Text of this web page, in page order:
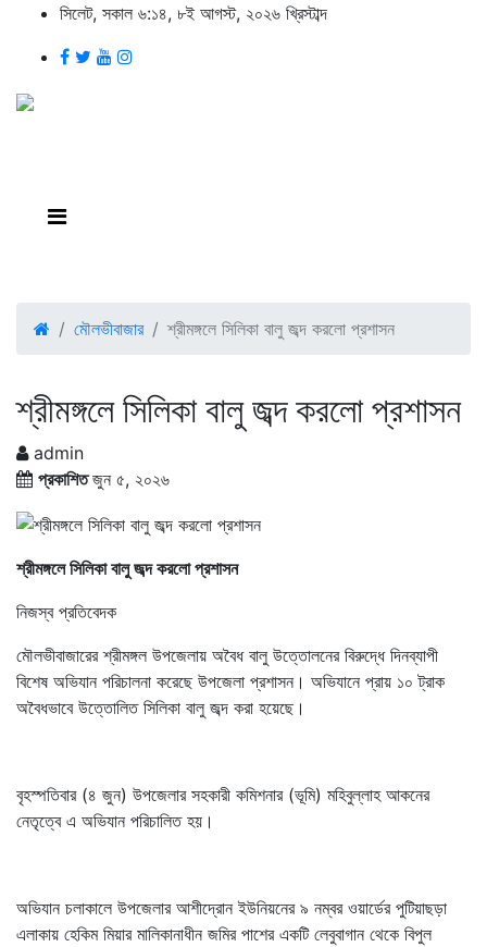
সিলেট, সকাল ৬:১৪, ৮ই আগস্ট, ২০২৬ খ্রিস্টাব্দ
মৌলভীবাজার শ্রীমঙ্গলে সিলিকা বালু জব্দ করলো প্রশাসন
শ্রীমঙ্গলে সিলিকা বালু জব্দ করলো প্রশাসন
admin
প্রকাশিতজুন ৫, ২০২৬
শ্রীমঙ্গলে সিলিকা বালু জব্দ করলো প্রশাসন
নিজস্ব প্রতিবেদক
মৌলভীবাজারের শ্রীমঙ্গল উপজেলায় অবৈধ বালু উত্তোলনের বিরুদ্ধে দিনব্যাপী
বিশেষ অভিযান পরিচালনা করেছে উপজেলা প্রশাসন। অভিযানে প্রায় ১০ ট্রাক
অবৈধভাবে উত্তোলিত সিলিকা বালু জব্দ করা হয়েছে।
বৃহস্পতিবার (৪ জুন) উপজেলার সহকারী কমিশনার (ভূমি) মহিবুল্লাহ আকনের
নেতৃত্বে এ অভিযান পরিচালিত হয়।
অভিযান চলাকালে উপজেলার আশীদ্রোন ইউনিয়নের ৯ নম্বর ওয়ার্ডের পুটিয়াছড়া
এলাকায় হেকিম মিয়ার মালিকানাধীন জমির পাশের একটি লেবুবাগান থেকে বিপুল